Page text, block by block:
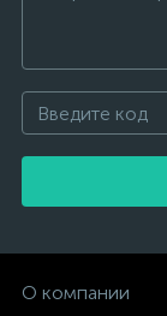
О компании